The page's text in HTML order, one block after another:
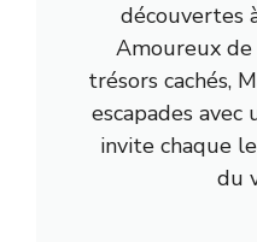
découvertes
Amoureux de
trésors cachés,
escapades
invite chaque
du